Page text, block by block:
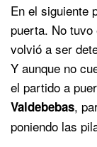
En el siguiente
puerta. No
volvió a ser
Y aunque no
el partido a
Valdebebas,
poniendo las